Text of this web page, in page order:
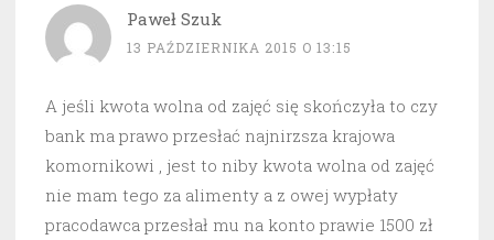
Paweł Szuk
13 PAŹDZIERNIKA 2015 O 13:15
A jeśli kwota wolna od zajęć się skończyła to czy
bank ma prawo przesłać najnirzsza krajowa
komornikowi , jest to niby kwota wolna od zajęć
nie mam tego za alimenty a z owej wypłaty
pracodawca przesłał mu na konto prawie 1500 zł